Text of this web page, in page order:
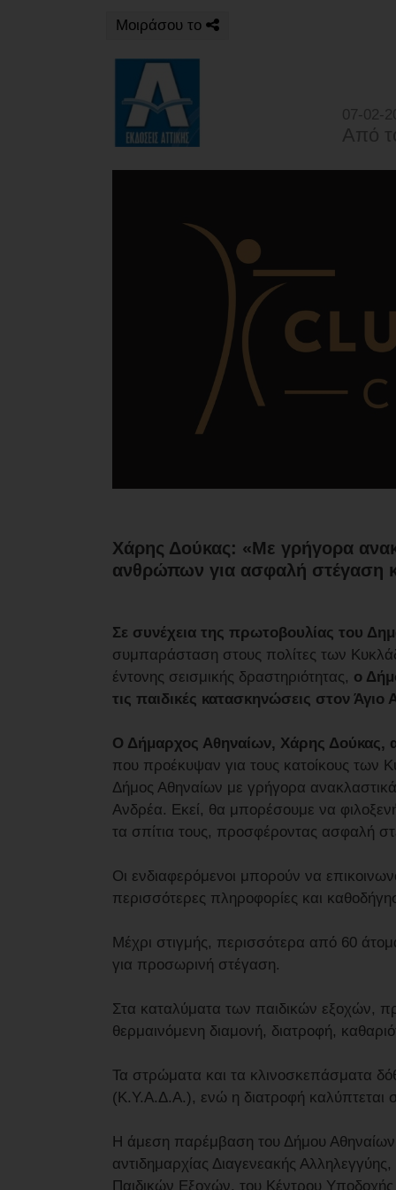
ΑΠΟΣΤΟΛΗ
Μοιράσου το
07-02-
Από
Χάρης Δούκας: «Με γρήγορα
ανθρώπων για ασφαλή στέγαση
Σε συνέχεια της πρωτοβουλίας του
συμπαράσταση στους πολίτες των
έντονης σεισμικής δραστηριότητας, ο
τις παιδικές κατασκηνώσεις στον Άγιο
Ο Δήμαρχος Αθηναίων, Χάρης Δούκας,
που προέκυψαν για τους κατοίκους των
Δήμος Αθηναίων με γρήγορα
Ανδρέα. Εκεί, θα μπορέσουμε να
τα σπίτια τους, προσφέροντας ασφαλή
Οι ενδιαφερόμενοι μπορούν να
περισσότερες πληροφορίες και
Μέχρι στιγμής, περισσότερα από 60
για προσωρινή στέγαση.
Στα καταλύματα των παιδικών εξοχών,
θερμαινόμενη διαμονή, διατροφή,
Τα στρώματα και τα κλινοσκεπάσματα
(Κ.Υ.Α.Δ.Α.), ενώ η διατροφή καλύπτεται
Η άμεση παρέμβαση του Δήμου Αθηναίων
αντιδημαρχίας Διαγενεακής
Παιδικών Εξοχών, του Κέντρου